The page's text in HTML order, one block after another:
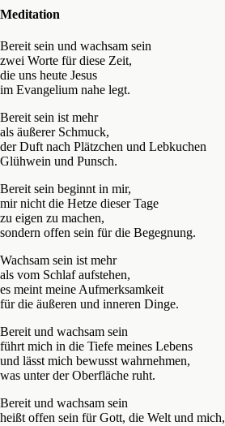
Meditation
Bereit sein und wachsam sein
zwei Worte für diese Zeit,
die uns heute Jesus
im Evangelium nahe legt.
Bereit sein ist mehr
als äußerer Schmuck,
der Duft nach Plätzchen und Lebkuchen
Glühwein und Punsch.
Bereit sein beginnt in mir,
mir nicht die Hetze dieser Tage
zu eigen zu machen,
sondern offen sein für die Begegnung.
Wachsam sein ist mehr
als vom Schlaf aufstehen,
es meint meine Aufmerksamkeit
für die äußeren und inneren Dinge.
Bereit und wachsam sein
führt mich in die Tiefe meines Lebens
und lässt mich bewusst wahrnehmen,
was unter der Oberfläche ruht.
Bereit und wachsam sein
heißt offen sein für Gott, die Welt und mich,